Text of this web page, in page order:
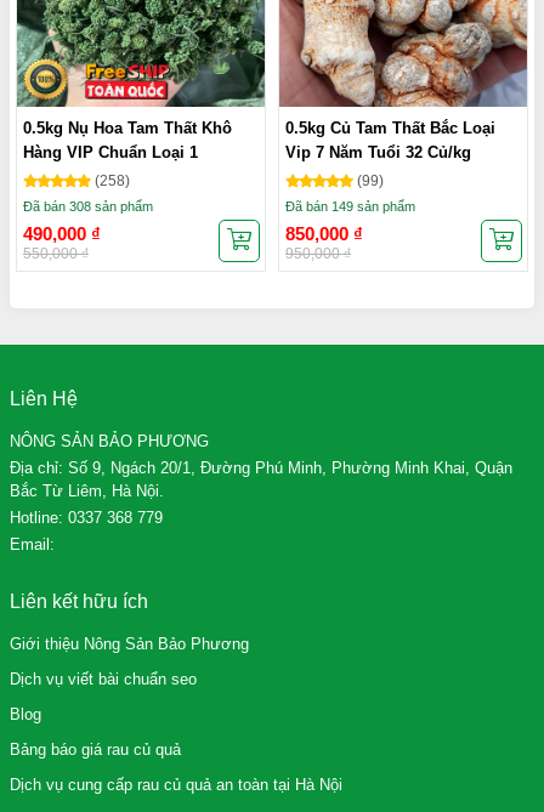
0.5kg Nụ Hoa Tam Thất Khô
Hàng VIP Chuẩn Loại 1
(258)
Đã bán 308 sản phẩm
490,000 ₫
550,000₫
0.5kg Củ Tam Thất Bắc Loại
Vip 7 Năm Tuổi 32 Củ/kg
(99)
Đã bán 149 sản phẩm
850,000 ₫
950,000₫
Liên Hệ
NÔNG SẢN BẢO PHƯƠNG
Địa chỉ: Số 9, Ngách 20/1, Đường Phú Minh, Phường Minh Khai, Quận
Bắc Từ Liêm, Hà Nội.
Hotline: 0337 368 779
Email:
Liên kết hữu ích
Giới thiệu Nông Sản Bảo Phương
Dịch vụ viết bài chuẩn seo
Blog
Bảng báo giá rau củ quả
Dịch vụ cung cấp rau củ quả an toàn tại Hà Nội